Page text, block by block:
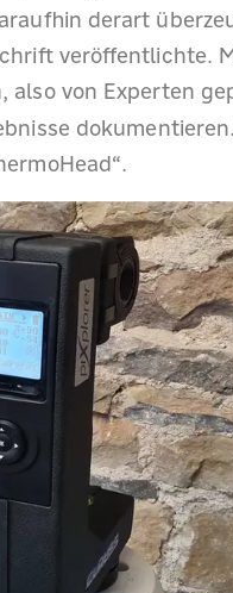
derart
veröffentlichte.
also von Experten